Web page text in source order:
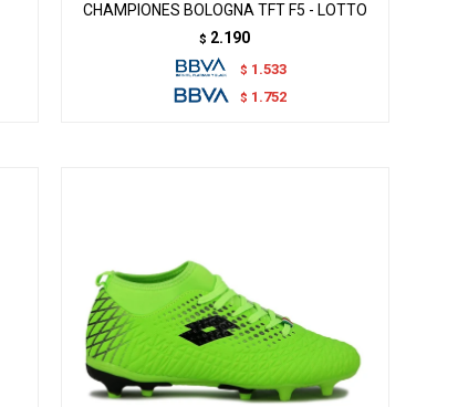
CHAMPIONES BOLOGNA TFT F5 - LOTTO
$ 2.190
$ 1.533
$ 1.752